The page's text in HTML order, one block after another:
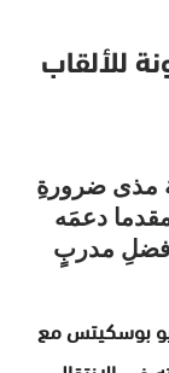
للألقاب
مذى ضرورةِ
دعمَه
بأفضلِ مدربٍ
بوسكيتس مع